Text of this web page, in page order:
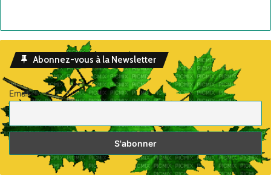
Abonnez-vous à la Newsletter
Email